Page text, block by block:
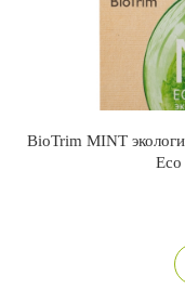
BioTrim MINT